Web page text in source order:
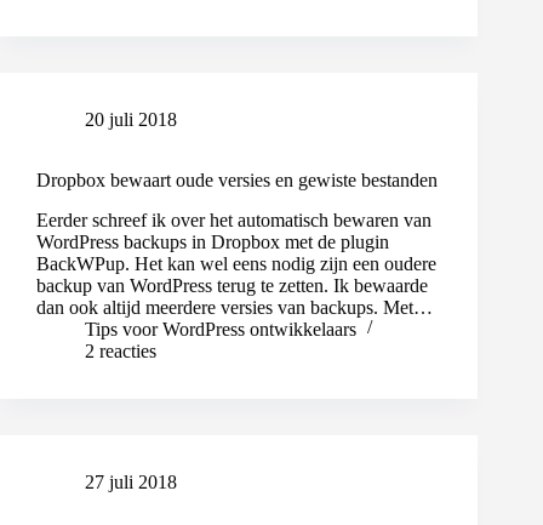
20 juli 2018
Dropbox bewaart oude versies en gewiste bestanden
Eerder schreef ik over het automatisch bewaren van
WordPress backups in Dropbox met de plugin
BackWPup. Het kan wel eens nodig zijn een oudere
backup van WordPress terug te zetten. Ik bewaarde
dan ook altijd meerdere versies van backups. Met…
Tips voor WordPress ontwikkelaars
2 reacties
27 juli 2018